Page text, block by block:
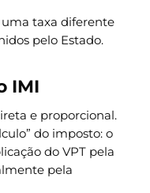
taxa diferente
pelo Estado.
IMI
e proporcional.
do imposto: o
do VPT pela
pela